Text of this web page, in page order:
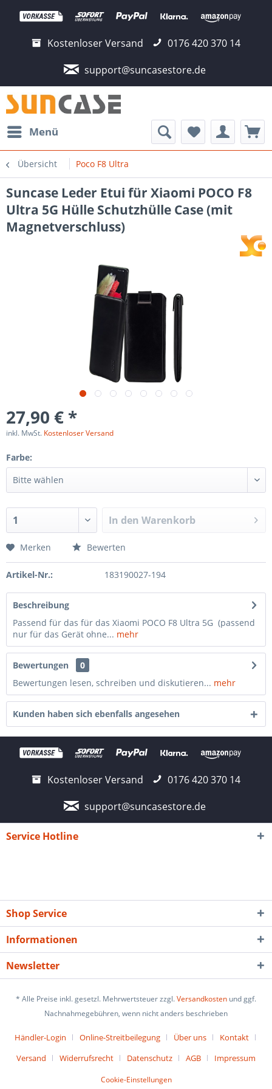
Kostenloser Versand
0176 420 370 14
support@suncasestore.de
Menü
Übersicht Poco F8 Ultra
Suncase Leder Etui für Xiaomi POCO F8
Ultra 5G Hülle Schutzhülle Case (mit
Magnetverschluss)
27,90 € *
inkl. MwSt. Kostenloser Versand
Farbe:
In den Warenkorb
Merken Bewerten
Artikel-Nr.: 183190027-194
Beschreibung
Passend für das für das Xiaomi POCO F8 Ultra 5G (passend
nur für das Gerät ohne... mehr
Bewertungen
0
Bewertungen lesen, schreiben und diskutieren... mehr
Kunden haben sich ebenfalls angesehen
Kostenloser Versand
0176 420 370 14
support@suncasestore.de
Service Hotline
Shop Service
Informationen
Newsletter
* Alle Preise inkl. gesetzl. Mehrwertsteuer zzgl.Versandkosten und ggf.
Nachnahmegebühren, wenn nicht anders beschrieben
Händler-Login Online-Streitbeilegung Über uns
Kontakt
Versand
Widerrufsrecht Datenschutz AGB Impressum
Cookie-Einstellungen